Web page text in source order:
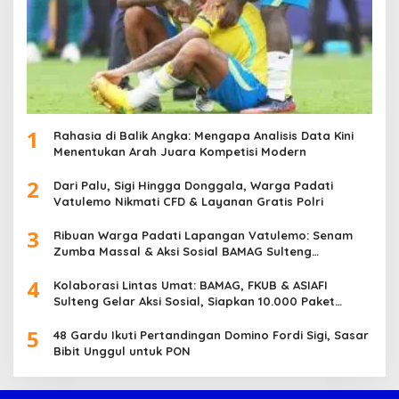
1
Rahasia di Balik Angka: Mengapa Analisis Data Kini
Menentukan Arah Juara Kompetisi Modern
2
Dari Palu, Sigi Hingga Donggala, Warga Padati
Vatulemo Nikmati CFD & Layanan Gratis Polri
3
Ribuan Warga Padati Lapangan Vatulemo: Senam
Zumba Massal & Aksi Sosial BAMAG Sulteng
4
Kolaborasi Lintas Umat: BAMAG, FKUB & ASIAFI
Sulteng Gelar Aksi Sosial, Siapkan 10.000 Paket
5
48 Gardu Ikuti Pertandingan Domino Fordi Sigi, Sasar
Bibit Unggul untuk PON